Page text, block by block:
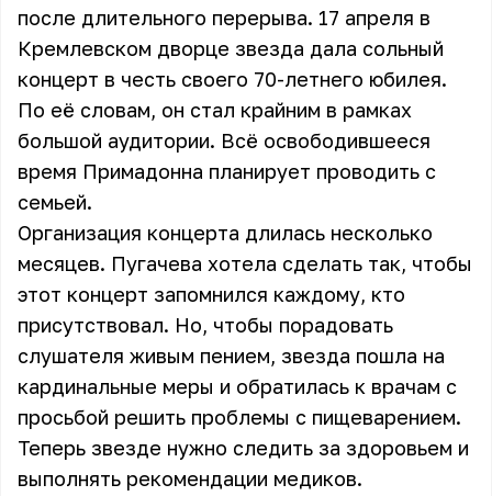
после длительного перерыва. 17 апреля в
Кремлевском дворце звезда дала сольный
концерт в честь своего 70-летнего юбилея.
По её словам, он стал крайним в рамках
большой аудитории. Всё освободившееся
время Примадонна планирует проводить с
семьей.
Организация концерта длилась несколько
месяцев. Пугачева хотела сделать так, чтобы
этот концерт запомнился каждому, кто
присутствовал. Но, чтобы порадовать
слушателя живым пением, звезда пошла на
кардинальные меры и обратилась к врачам с
просьбой решить проблемы с пищеварением.
Теперь звезде нужно следить за здоровьем и
выполнять рекомендации медиков.